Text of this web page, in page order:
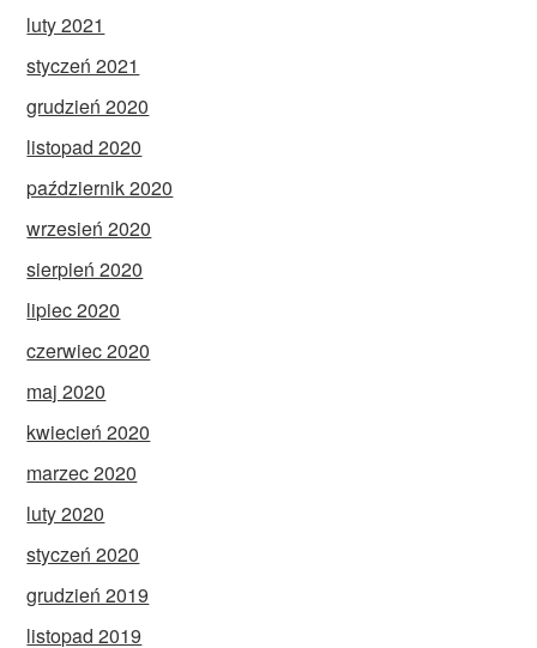
luty 2021
styczeń 2021
grudzień 2020
listopad 2020
październik 2020
wrzesień 2020
sierpień 2020
lipiec 2020
czerwiec 2020
maj 2020
kwiecień 2020
marzec 2020
luty 2020
styczeń 2020
grudzień 2019
listopad 2019